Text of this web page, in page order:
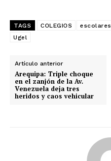
TAGS COLEGIOS escolares
Ugel
Artículo anterior
Arequipa: Triple choque
en el zanjón de la Av.
Venezuela deja tres
heridos y caos vehicular